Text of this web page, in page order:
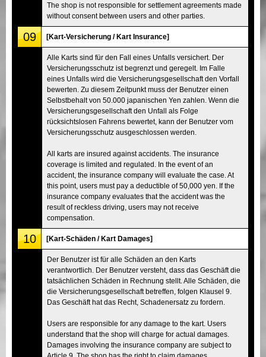
The shop is not responsible for settlement agreements made
without consent between users and other parties.
09 [Kart-Versicherung / Kart Insurance]
Alle Karts sind für den Fall eines Unfalls versichert. Der
Versicherungsschutz ist begrenzt und geregelt. Im Falle
eines Unfalls wird die Versicherungsgesellschaft den Vorfall
bewerten. Zu diesem Zeitpunkt muss der Benutzer einen
Selbstbehalt von 50.000 japanischen Yen zahlen. Wenn die
Versicherungsgesellschaft den Unfall als Folge
rücksichtslosen Fahrens bewertet, kann der Benutzer vom
Versicherungsschutz ausgeschlossen werden.
All karts are insured against accidents. The insurance
coverage is limited and regulated. In the event of an
accident, the insurance company will evaluate the case. At
this point, users must pay a deductible of 50,000 yen. If the
insurance company evaluates that the accident was the
result of reckless driving, users may not receive
compensation.
10 [Kart-Schäden / Kart Damages]
Der Benutzer ist für alle Schäden an den Karts
verantwortlich. Der Benutzer versteht, dass das Geschäft die
tatsächlichen Schäden in Rechnung stellt. Alle Schäden, die
die Versicherungsgesellschaft betreffen, folgen Klausel 9.
Das Geschäft hat das Recht, Schadenersatz zu fordern.
Users are responsible for any damage to the kart. Users
understand that the shop will charge for actual damages.
Damages involving the insurance company are subject to